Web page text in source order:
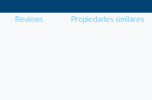
Reviews Propiedades similares